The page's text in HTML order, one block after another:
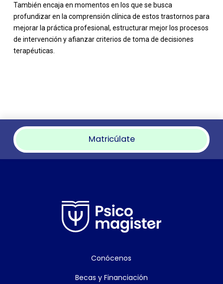
También encaja en momentos en los que se busca
profundizar en la comprensión clínica de estos trastornos para
mejorar la práctica profesional, estructurar mejor los procesos
de intervención y afianzar criterios de toma de decisiones
terapéuticas.
Matricúlate
Conócenos
Becas y Financiación